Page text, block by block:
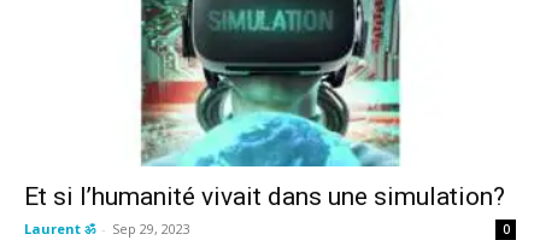
Et si l’humanité vivait dans une simulation?
Laurent ॐ - Sep 29, 2023 0